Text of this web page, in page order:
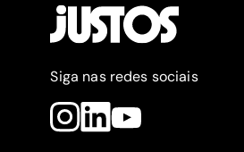
Siga nas redes sociais